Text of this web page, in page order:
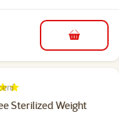
do košíku
Sterilized Weight
hodnocení: 2